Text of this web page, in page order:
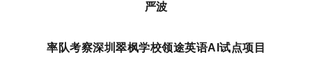
严波
率队考察深圳翠枫学校领途英语AI试点项目